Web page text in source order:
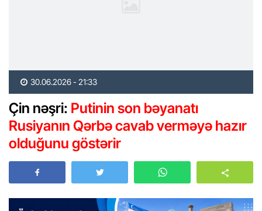
30.06.2026 - 21:33
Çin nəşri: Putinin son bəyanatı
Rusiyanın Qərbə cavab verməyə hazır
olduğunu göstərir